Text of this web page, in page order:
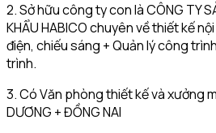
2. Sở hữu công ty con là CÔNG TY
KHẨU HABICO chuyên về thiết kế
điện, chiếu sáng + Quản lý công
trình.
3. Có Văn phòng thiết kế và xưởng
DƯƠNG + ĐỒNG NAI